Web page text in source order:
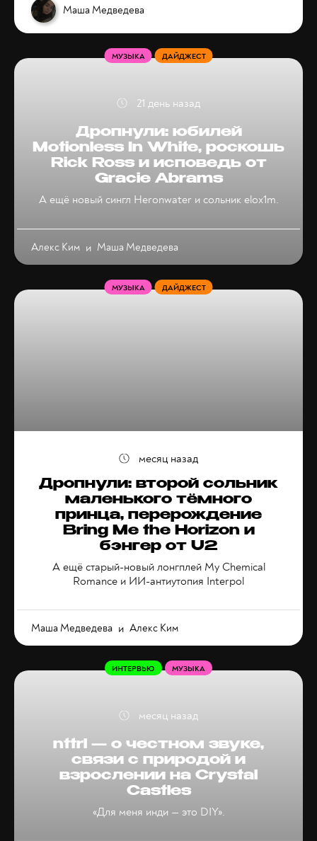
Маша Медведева
Дропнули: юбилей
Motionless In White, роскошь
Rick Ross и исповедь от
Gracie Abrams
А ещё новый сингл Heronwater и сольник elox1m.
МУЗЫКА ДАЙДЖЕСТ
Алекс Ким и Маша Медведева
21 день назад
Дропнули: второй сольник
маленького тёмного
принца, перерождение
Bring Me the Horizon и
бэнгер от U2
А ещё старый-новый лонгплей My Chemical
Romance и ИИ-антиутопия Interpol
МУЗЫКА ДАЙДЖЕСТ
Маша Медведева и Алекс Ким
месяц назад
nttrl — о честном звуке,
связи с природой и
взрослении на Crystal
Castles
«Для меня инди — это DIY».
ИНТЕРВЬЮ МУЗЫКА
месяц назад